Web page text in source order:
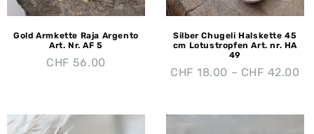
Gold Armkette Raja Argento
Art. Nr. AF 5
CHF 56.00
Silber Chugeli Halskette 45
cm Lotustropfen Art. nr. HA
49
CHF 18.00 – CHF 42.00